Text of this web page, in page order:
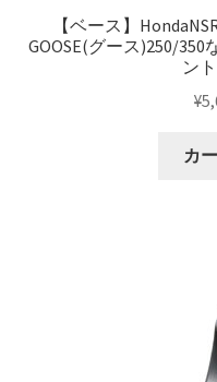
【ベース】
GOOSE(グース)250/
ン
¥
カ